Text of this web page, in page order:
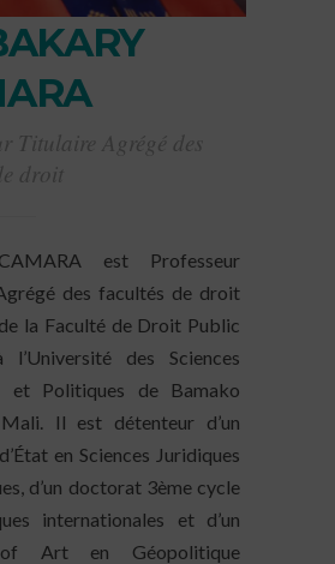
Titulaire Agrégé des
droit
est Professeur
des facultés de droit
la Faculté de Droit Public
l’Université des Sciences
et Politiques de Bamako
Mali. Il est détenteur d’un
en Sciences Juridiques
d’un doctorat 3èmecycle
internationales et d’un
Art en Géopolitique